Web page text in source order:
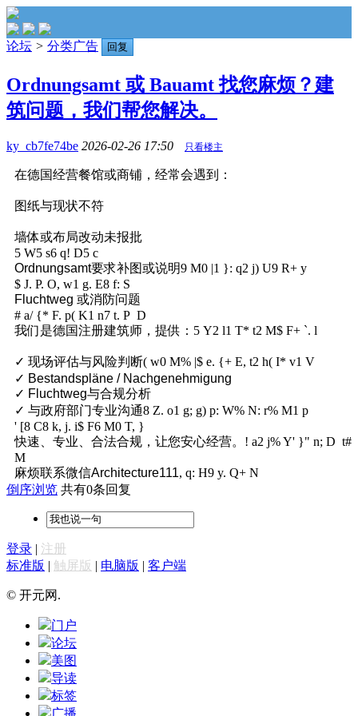
论坛 > 分类广告 回复
Ordnungsamt 或 Bauamt 找您麻烦？建
筑问题，我们帮您解决。
ky_cb7fe74be 2026-02-26 17:50 只看楼主
在德国经营餐馆或商铺，经常会遇到：
图纸与现状不符
墙体或布局改动未报批
5 W5 s6 q! D5 c
Ordnungsamt要求补图或说明9 M0 |1 }: q2 j) U9 R+ y
$ J. P. O, w1 g. E8 f: S
Fluchtweg 或消防问题
# a/ {* F. p( K1 n7 t. P D
我们是德国注册建筑师，提供： 5 Y2 l1 T* t2 M$ F+ `. l
✓ 现场评估与风险判断( w0 M% |$ e. {+ E, t2 h( I* v1 V
✓ Bestandspläne / Nachgenehmigung
✓ Fluchtweg与合规分析
✓ 与政府部门专业沟通8 Z. o1 g; g) p: W% N: r% M1 p
' [8 C8 k, j. i$ F6 M0 T, }
快速、专业、合法合规，让您安心经营。 ! a2 j% Y' }" n; D t#
M
麻烦联系微信Architecture111, q: H9 y. Q+ N
倒序浏览 共有0条回复
登录 | 注册
标准版 | 触屏版 | 电脑版 | 客户端
© 开元网.
门户
论坛
美图
导读
标签
广播